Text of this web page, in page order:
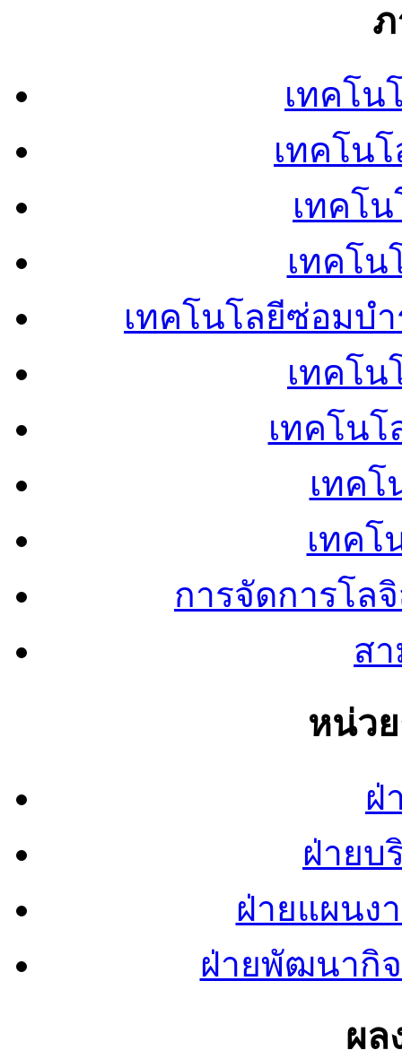
เทคโน
เทคโน
เทคโ
เทคโน
เทคโนโลยีซ่อมบ
เทคโน
เทคโน
เทคโ
เทคโ
การจัดการโล
ส
หน่ว
ฝ่
ฝ่ายบ
ฝ่ายแผนง
ฝ่ายพัฒนากิ
ผล